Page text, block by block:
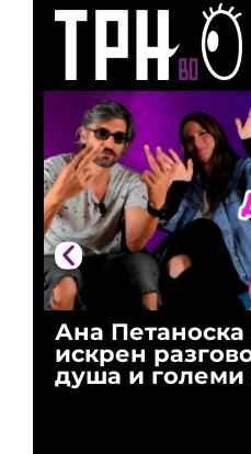
Ана Петаноска
искрен
душа и големи